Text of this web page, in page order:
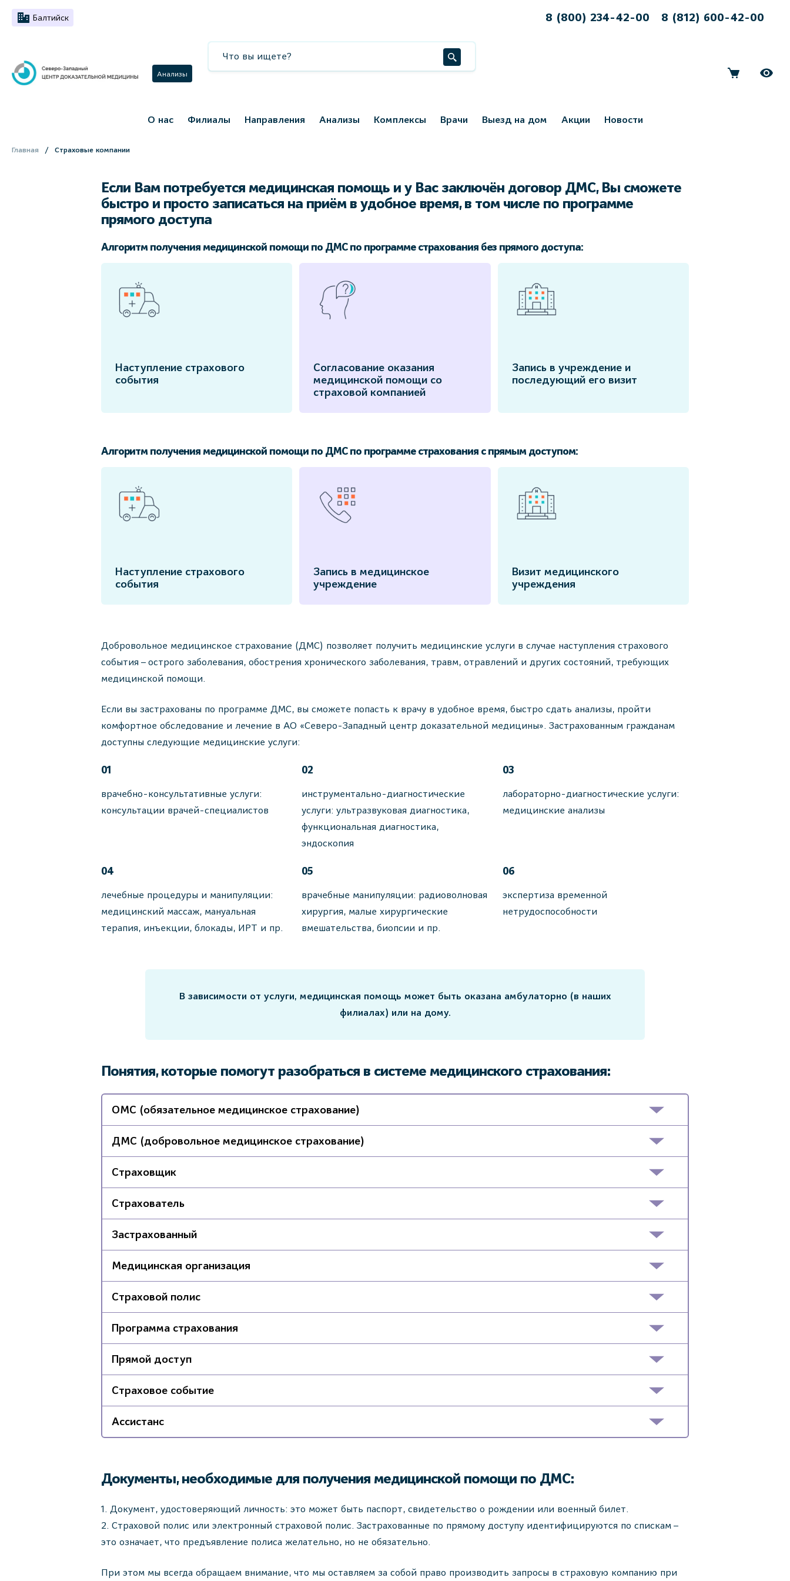
Балтийск 8 (800) 234-42-00 8 (812) 600-42-00
Анализы
О нас Филиалы Направления Анализы Комплексы Врачи Выезд на дом Акции Новости
Главная Страховые компании
Если Вам потребуется медицинская помощь и у Вас заключён договор ДМС, Вы сможете
быстро и просто записаться на приём в удобное время, в том числе по программе
прямого доступа
Алгоритм получения медицинской помощи по ДМС по программе страхования без прямого доступа:
Наступление страхового
события
Согласование оказания
медицинской помощи со
страховой компанией
Запись в учреждение и
последующий его визит
Алгоритм получения медицинской помощи по ДМС по программе страхования с прямым доступом:
Наступление страхового
события
Запись в медицинское
учреждение
Визит медицинского
учреждения
Добровольное медицинское страхование (ДМС) позволяет получить медицинские услуги в случае наступления страхового
события – острого заболевания, обострения хронического заболевания, травм, отравлений и других состояний, требующих
медицинской помощи.
Если вы застрахованы по программе ДМС, вы сможете попасть к врачу в удобное время, быстро сдать анализы, пройти
комфортное обследование и лечение в АО «Северо-Западный центр доказательной медицины». Застрахованным гражданам
доступны следующие медицинские услуги:
01
врачебно-консультативные услуги:
консультации врачей-специалистов
02
инструментально-диагностические
услуги: ультразвуковая диагностика,
функциональная диагностика,
эндоскопия
03
лабораторно-диагностические услуги:
медицинские анализы
04
лечебные процедуры и манипуляции:
медицинский массаж, мануальная
терапия, инъекции, блокады, ИРТ и пр.
05
врачебные манипуляции: радиоволновая
хирургия, малые хирургические
вмешательства, биопсии и пр.
06
экспертиза временной
нетрудоспособности
В зависимости от услуги, медицинская помощь может быть оказана амбулаторно (в наших
филиалах) или на дому.
Понятия, которые помогут разобраться в системе медицинского страхования:
ОМС (обязательное медицинское страхование)
ДМС (добровольное медицинское страхование)
Страховщик
Страхователь
Застрахованный
Медицинская организация
Страховой полис
Программа страхования
Прямой доступ
Страховое событие
Ассистанс
Документы, необходимые для получения медицинской помощи по ДМС:
Документ, удостоверяющий личность: это может быть паспорт, свидетельство о рождении или военный билет.
Страховой полис или электронный страховой полис. Застрахованные по прямому доступу идентифицируются по спискам –
это означает, что предъявление полиса желательно, но не обязательно.
При этом мы всегда обращаем внимание, что мы оставляем за собой право производить запросы в страховую компанию при